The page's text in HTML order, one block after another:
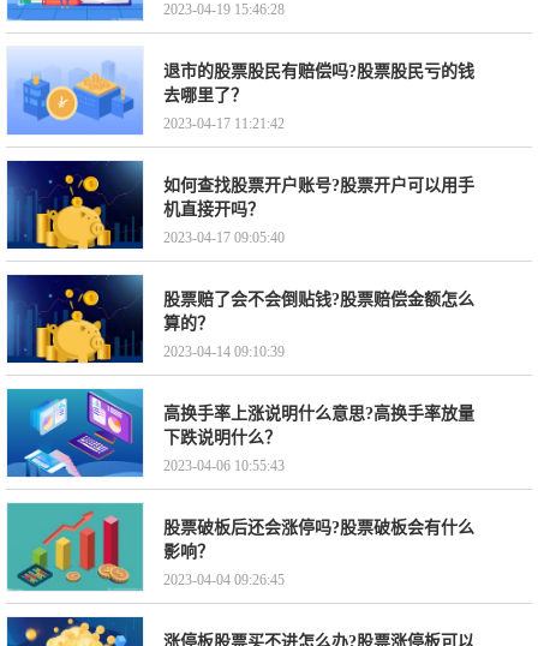
2023-04-19 15:46:28
退市的股票股民有赔偿吗?股票股民亏的钱
去哪里了？
2023-04-17 11:21:42
如何查找股票开户账号?股票开户可以用手
机直接开吗？
2023-04-17 09:05:40
股票赔了会不会倒贴钱?股票赔偿金额怎么
算的？
2023-04-14 09:10:39
高换手率上涨说明什么意思?高换手率放量
下跌说明什么？
2023-04-06 10:55:43
股票破板后还会涨停吗?股票破板会有什么
影响？
2023-04-04 09:26:45
涨停板股票买不进怎么办?股票涨停板可以